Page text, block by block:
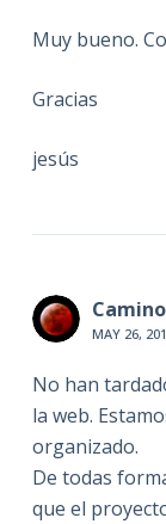
Muy bueno.
Gracias
jesús
MAY 26,
No han
la web.
organizado.
De todas
que el